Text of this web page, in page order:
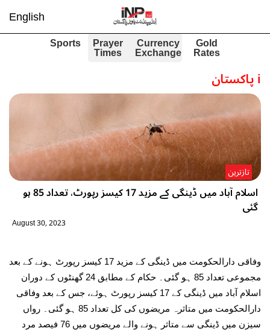
English
Gold
Rates
Currency
Exchange
Prayer
Times
Sports
iپاکستان
اسلام آباد میں ڈینگی کے مزید 17 کیسز رپورٹ، تعداد 85 ہو
گئی
تازترین
August 30, 2023
وفاقی دارالحکومت میں ڈینگی کے مزید 17 کیسز رپورٹ ہونے کے بعد
مجموعی تعداد 85 ہو گئی۔ حکام کے مطابق 24 گھنٹوں کے دوران
اسلام آباد میں ڈینگی کے 17 کیسز رپورٹ ہوئے، جس کے بعد وفاقی
دارالحکومت میں متاثرہ مریضوں کی کل تعداد 85 ہو گئی۔ رواں
سیزن میں ڈینگی سے متاثر ہونے والے مریضوں میں 76 فیصد مرد